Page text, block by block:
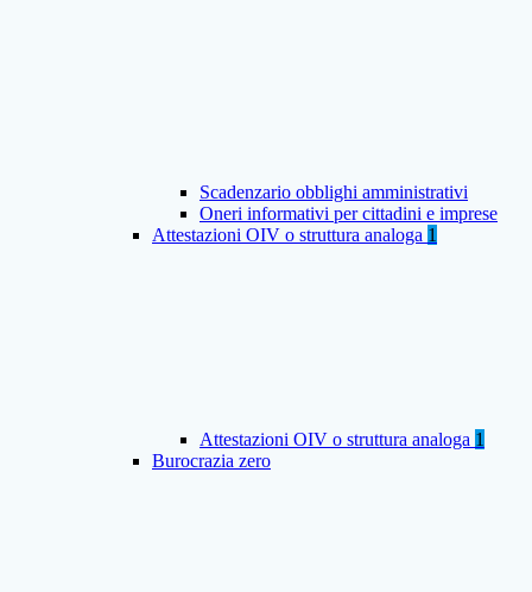
Scadenzario obblighi amministrativi
Oneri informativi per cittadini e imprese
Attestazioni OIV o struttura analoga 1
Attestazioni OIV o struttura analoga 1
Burocrazia zero